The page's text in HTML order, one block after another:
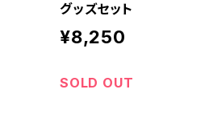
グッズセット
¥8,250
SOLD OUT